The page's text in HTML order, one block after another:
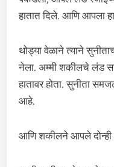
हातात दिले. आणि आपला
थोड्या वेळाने त्याने
नेला. अम्मी शकीलचे लंड
हातावर होता. सुनीता
आहे.
आणि शकीलने आपले दोन्ही